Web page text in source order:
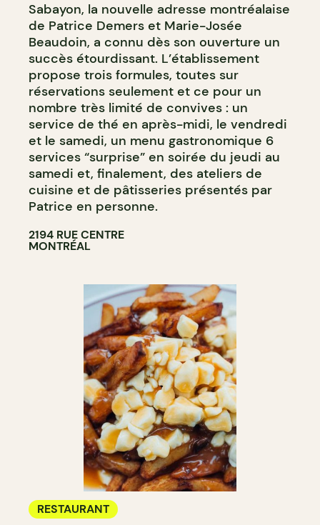
Sabayon, la nouvelle adresse montréalaise
de Patrice Demers et Marie-Josée
Beaudoin, a connu dès son ouverture un
succès étourdissant. L’établissement
propose trois formules, toutes sur
réservations seulement et ce pour un
nombre très limité de convives : un
service de thé en après-midi, le vendredi
et le samedi, un menu gastronomique 6
services “surprise” en soirée du jeudi au
samedi et, finalement, des ateliers de
cuisine et de pâtisseries présentés par
Patrice en personne.
2194 RUE CENTRE
MONTRÉAL
RESTAURANT